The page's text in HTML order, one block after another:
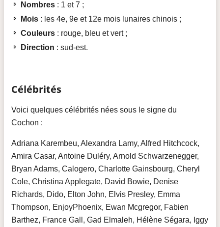
Nombres : 1 et 7 ;
Mois : les 4e, 9e et 12e mois lunaires chinois ;
Couleurs : rouge, bleu et vert ;
Direction : sud-est.
Célébrités
Voici quelques célébrités nées sous le signe du
Cochon :
Adriana Karembeu, Alexandra Lamy, Alfred Hitchcock,
Amira Casar, Antoine Duléry, Arnold Schwarzenegger,
Bryan Adams, Calogero, Charlotte Gainsbourg, Cheryl
Cole, Christina Applegate, David Bowie, Denise
Richards, Dido, Elton John, Elvis Presley, Emma
Thompson, EnjoyPhoenix, Ewan Mcgregor, Fabien
Barthez, France Gall, Gad Elmaleh, Hélène Ségara, Iggy